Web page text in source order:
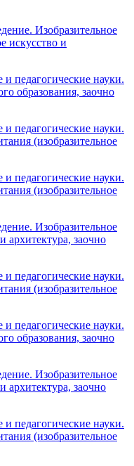
Изобразительное
искусство и
педагогические науки.
образования, заочно
педагогические науки.
(изобразительное
педагогические науки.
(изобразительное
Изобразительное
архитектура, заочно
педагогические науки.
(изобразительное
педагогические науки.
образования, заочно
Изобразительное
архитектура, заочно
педагогические науки.
(изобразительное